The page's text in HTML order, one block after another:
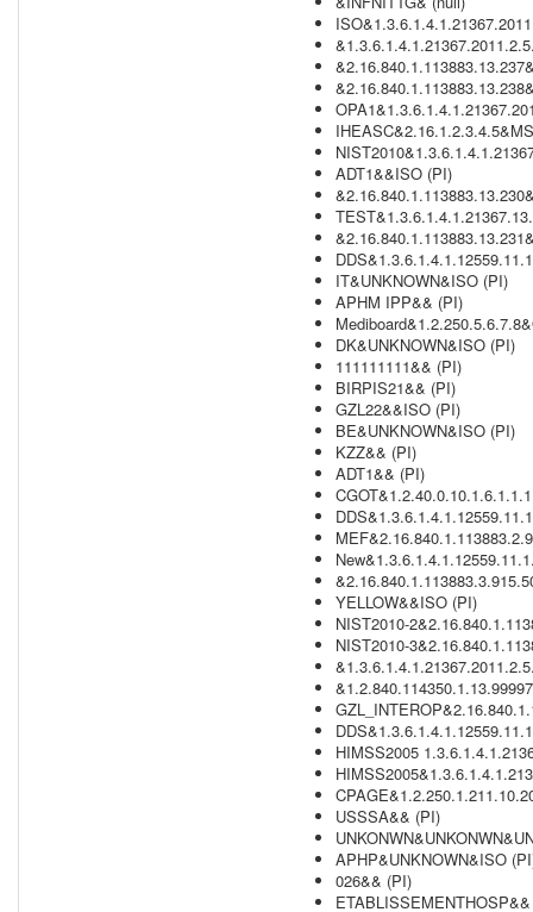
ADT1&&ISO (PI)
IT&UNKNOWN&ISO (PI)
APHM IPP&& (PI)
DK&UNKNOWN&ISO (PI)
111111111&& (PI)
BIRPIS21&& (PI)
GZL22&&ISO (PI)
BE&UNKNOWN&ISO (PI)
KZZ&& (PI)
ADT1&& (PI)
YELLOW&&ISO (PI)
NIST2010-
NIST2010-
HIMSS2005
USSSA&& (PI)
APHP&UNKNOWN&ISO
026&& (PI)